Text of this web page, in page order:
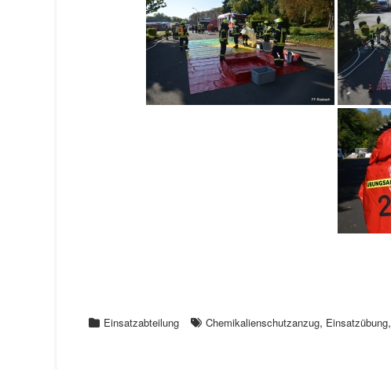
Einsatzabteilung Chemikalienschutzanzug, Einsatzübung,